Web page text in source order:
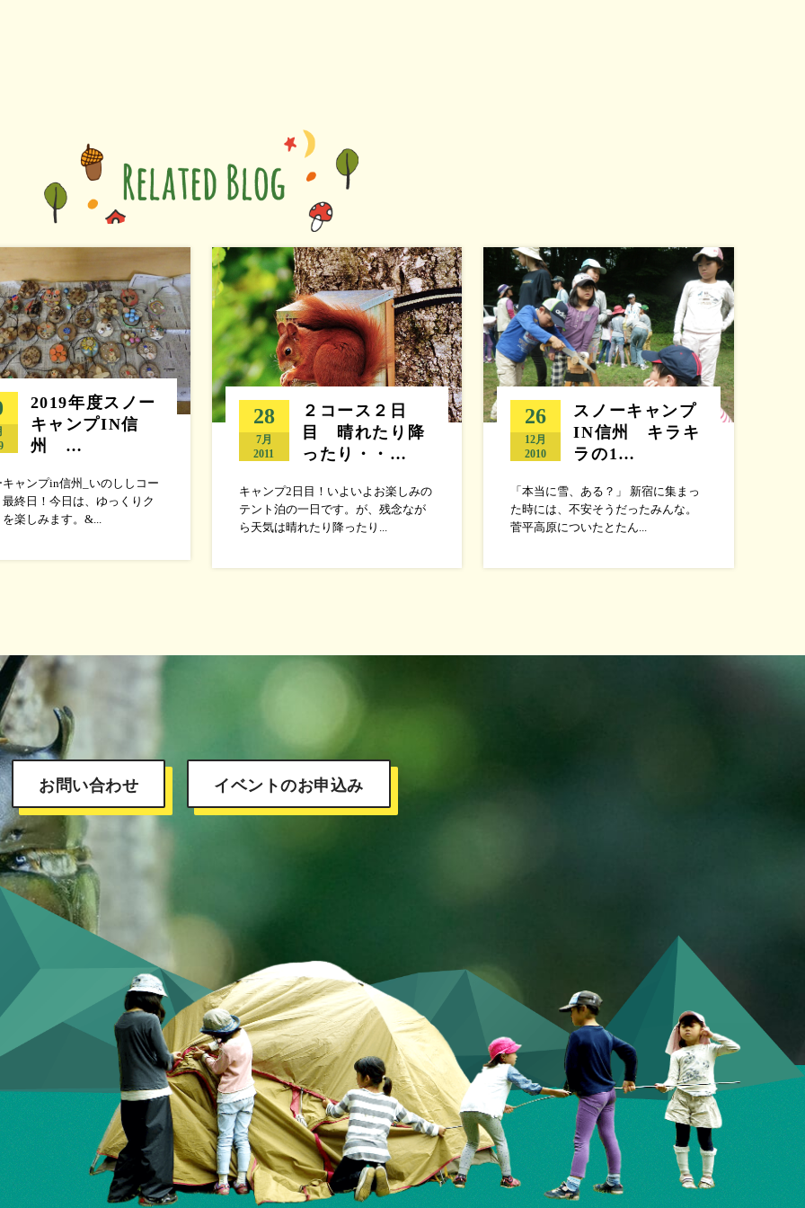
2019年度スノー
キャンプIN信
州 …
ャンプin信州_いのししコー
終日！今日は、ゆっくりク
楽しみます。&...
28
7月
2011
２コース２日
目 晴れたり降
ったり・・…
キャンプ2日目！いよいよお楽しみの
テント泊の一日です。が、残念なが
ら天気は晴れたり降ったり...
26
12月
2010
スノーキャンプ
IN信州 キラキ
ラの1…
「本当に雪、ある？」 新宿に集まっ
た時には、不安そうだったみんな。
菅平高原についたとたん...
お問い合わせ イベントのお申込み